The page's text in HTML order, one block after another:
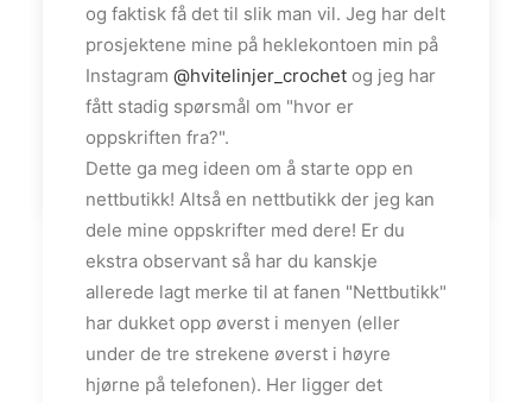
Instagram:@hvitelinjer/@white.interior/
@hvitelinjer_crochet
YouTube: HVITELINJER
og faktisk få det til slik man vil. Jeg har delt
prosjektene mine på heklekontoen min på
Instagram @hvitelinjer_crochet og jeg har
fått stadig spørsmål om "hvor er
oppskriften fra?".
Dette ga meg ideen om å starte opp en
nettbutikk! Altså en nettbutikk der jeg kan
dele mine oppskrifter med dere! Er du
ekstra observant så har du kanskje
allerede lagt merke til at fanen "Nettbutikk"
har dukket opp øverst i menyen (eller
under de tre strekene øverst i høyre
hjørne på telefonen). Her ligger det